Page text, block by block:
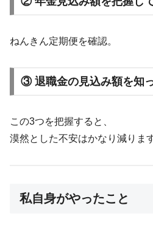
ねんきん定期便を確認。
③ 退職金の見込み額を知
この3つを把握すると、
漠然とした不安はかなり減ります
私自身がやったこと